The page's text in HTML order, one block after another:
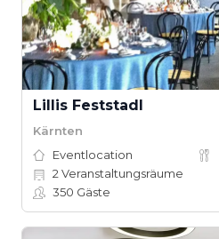
Lillis Feststadl
Kärnten
Eventlocation
2 Veranstaltungsräume
350 Gäste